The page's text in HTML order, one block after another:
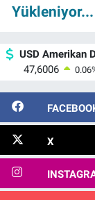
Yükleniyor...
USD Amerikan
47,6006
0.06
X